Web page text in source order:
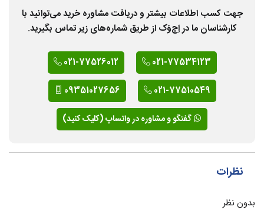
جهت کسب اطلاعات بیشتر و دریافت مشاوره خرید می‌توانید با
کارشناسان ما در اِچ‌وَک از طریق شماره‌های زیر تماس بگیرید.
021-77534123
021-77526012
021-77510549
09351027656
گفتگو و مشاوره در واتساپ (کلیک کنید)
نظرات
بدون نظر